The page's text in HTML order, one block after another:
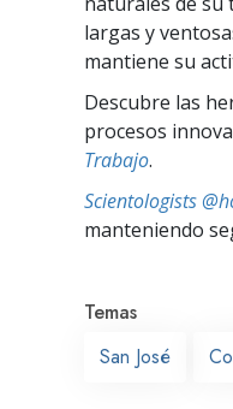
largas y
mantiene su
Descubre las
procesos
Trabajo.
Scientologists
manteniendo
Temas
San José